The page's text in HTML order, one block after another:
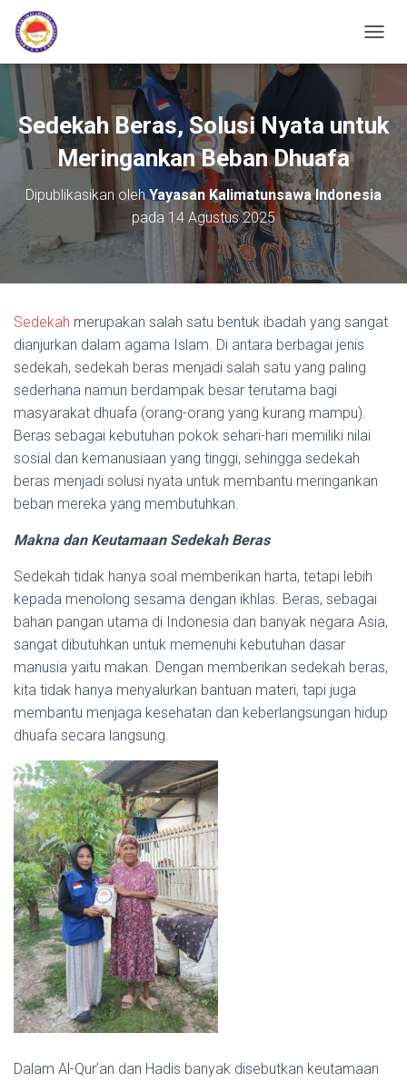
Sedekah Beras, Solusi Nyata untuk
Meringankan Beban Dhuafa
Dipublikasikan olehYayasan Kalimatunsawa Indonesia
pada 14 Agustus 2025
Sedekah merupakan salah satu bentuk ibadah yang sangat
dianjurkan dalam agama Islam. Di antara berbagai jenis
sedekah, sedekah beras menjadi salah satu yang paling
sederhana namun berdampak besar terutama bagi
masyarakat dhuafa (orang-orang yang kurang mampu).
Beras sebagai kebutuhan pokok sehari-hari memiliki nilai
sosial dan kemanusiaan yang tinggi, sehingga sedekah
beras menjadi solusi nyata untuk membantu meringankan
beban mereka yang membutuhkan.
Makna dan Keutamaan Sedekah Beras
Sedekah tidak hanya soal memberikan harta, tetapi lebih
kepada menolong sesama dengan ikhlas. Beras, sebagai
bahan pangan utama di Indonesia dan banyak negara Asia,
sangat dibutuhkan untuk memenuhi kebutuhan dasar
manusia yaitu makan. Dengan memberikan sedekah beras,
kita tidak hanya menyalurkan bantuan materi, tapi juga
membantu menjaga kesehatan dan keberlangsungan hidup
dhuafa secara langsung.
Dalam Al-Qur’an dan Hadis banyak disebutkan keutamaan